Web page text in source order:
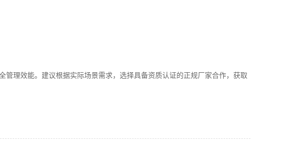
理效能。建议根据实际场景需求，选择具备资质认证的正规厂家合作，获取